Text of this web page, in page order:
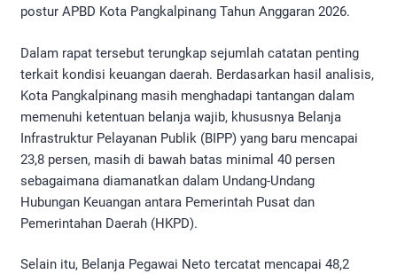
postur APBD Kota Pangkalpinang Tahun Anggaran 2026.
Dalam rapat tersebut terungkap sejumlah catatan penting
terkait kondisi keuangan daerah. Berdasarkan hasil analisis,
Kota Pangkalpinang masih menghadapi tantangan dalam
memenuhi ketentuan belanja wajib, khususnya Belanja
Infrastruktur Pelayanan Publik (BIPP) yang baru mencapai
23,8 persen, masih di bawah batas minimal 40 persen
sebagaimana diamanatkan dalam Undang-Undang
Hubungan Keuangan antara Pemerintah Pusat dan
Pemerintahan Daerah (HKPD).
Selain itu, Belanja Pegawai Neto tercatat mencapai 48,2